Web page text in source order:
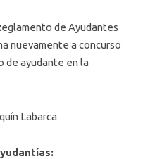
de Ayudantes
nuevamente a concurso
de ayudante en la
Labarca